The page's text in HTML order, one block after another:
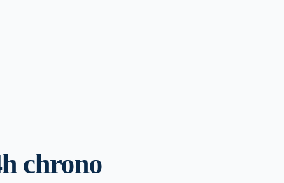
chrono